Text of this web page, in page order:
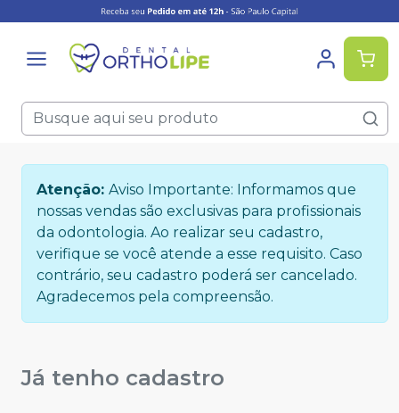
Atenção: Aviso Importante: Informamos que
nossas vendas são exclusivas para profissionais
da odontologia. Ao realizar seu cadastro,
verifique se você atende a esse requisito. Caso
contrário, seu cadastro poderá ser cancelado.
Agradecemos pela compreensão.
Já tenho cadastro